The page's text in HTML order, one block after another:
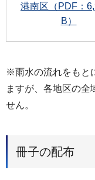
港南区（PDF：
B）
※雨水の流れをもと
ますが、各地区の全
せん。
冊子の配布